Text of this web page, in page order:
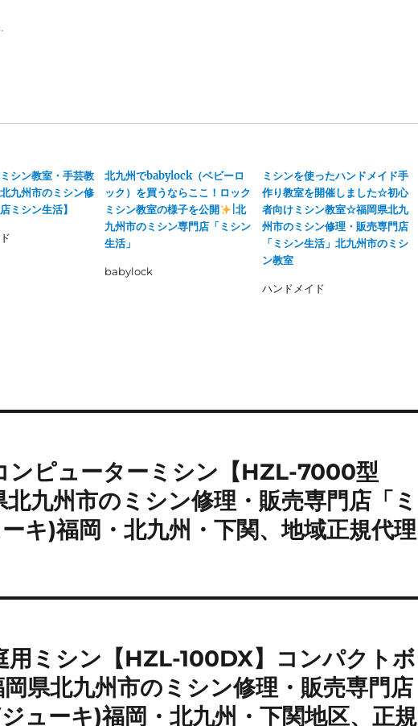
す
て
(
新
し
い
ウ
ン
ド
シン教室・手芸教
九州市のミシン修
ミシン生活】
北九州でbabylock（ベビーロ
ック）を買うならここ！ロック
ミシン教室の様子を公開
|北
九州市のミシン専門店「ミシン
生活」
babylock
ミシンを使ったハンドメイド手
作り教室を開催しました☆初心
者向けミシン教室☆福岡県北九
州市のミシン修理・販売専門店
「ミシン生活」北九州市のミシ
ン教室
ハンドメイド
ンピューターミシン【HZL-7000型
北九州市のミシン修理・販売専門店「ミ
キ)福岡・北九州・下関、地域正規代理
ミシン【HZL-100DX】コンパクトボ
県北九州市のミシン修理・販売専門店
ューキ)福岡・北九州・下関地区、正規